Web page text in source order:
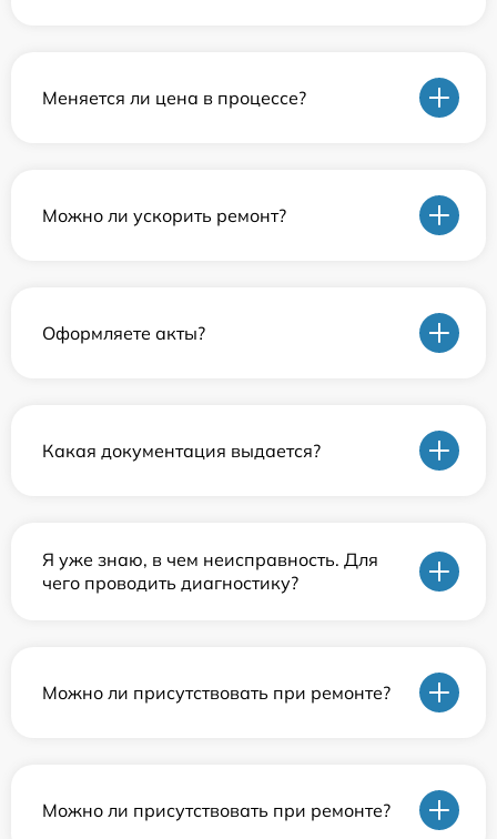
Меняется ли цена в процессе?
Можно ли ускорить ремонт?
Оформляете акты?
Какая документация выдается?
Я уже знаю, в чем неисправность. Для
чего проводить диагностику?
Можно ли присутствовать при ремонте?
Можно ли присутствовать при ремонте?